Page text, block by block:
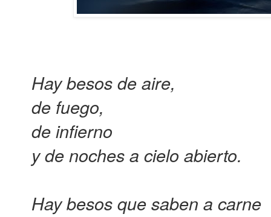
Hay besos de aire,
de fuego,
de infierno
y de noches a cielo abierto.
Hay besos que saben a carne